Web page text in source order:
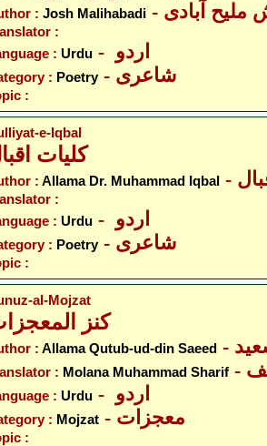
: Josh Malihabadi ملیح آبادی
:
: Urdu
: Poetry - شاعری
:
e-Iqbal
کلیات
: Allama Dr. Muhammad Iqbal
:
: Urdu
: Poetry - شاعری
:
al-Mojzat
کنز المعجزات
: Allama Qutub-ud-din Saeed
: Molana Muhammad Sharif
: Urdu
: Mojzat - معجزات
: